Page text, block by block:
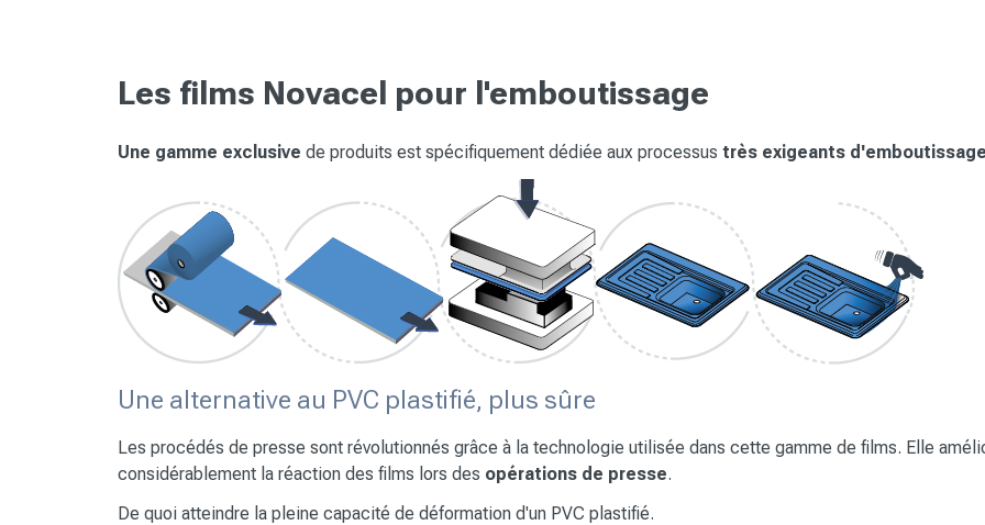
Les films Novacel pour l'emboutissage
Une gamme exclusive de produits est spécifiquement dédiée aux processustrès exigeants
Une alternative au PVC plastifié, plus sûre
Les procédés de presse sont révolutionnés grâce à la technologie utilisée dans cette gamme de films. Elle
considérablement la réaction des films lors des opérations de presse.
De quoi atteindre la pleine capacité de déformation d'un PVC plastifié.